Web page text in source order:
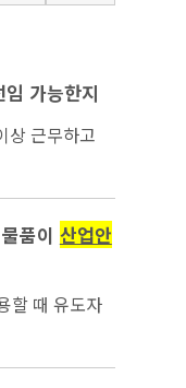
가능한지
상 근무하고
상 안전관리
있는데, 안
품이 산업안
할 때 유도자
급하는 물품
...